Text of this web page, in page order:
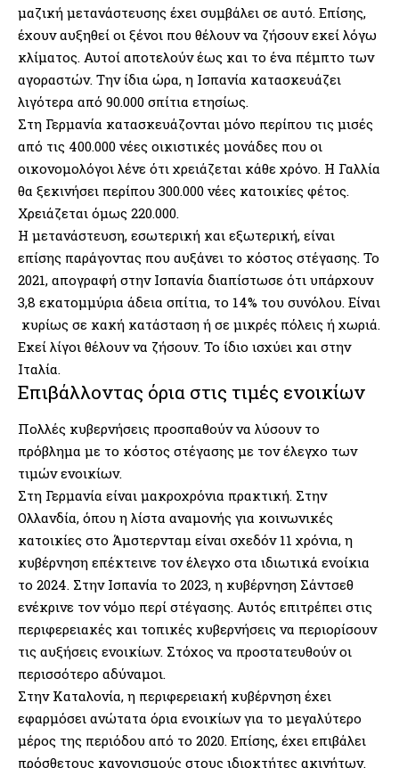
μαζική μετανάστευσης έχει συμβάλει σε αυτό. Επίσης,
έχουν αυξηθεί οι ξένοι που θέλουν να ζήσουν εκεί λόγω
κλίματος. Αυτοί αποτελούν έως και το ένα πέμπτο των
αγοραστών. Την ίδια ώρα, η Ισπανία κατασκευάζει
λιγότερα από 90.000 σπίτια ετησίως.
Στη Γερμανία κατασκευάζονται μόνο περίπου τις μισές
από τις 400.000 νέες οικιστικές μονάδες που οι
οικονομολόγοι λένε ότι χρειάζεται κάθε χρόνο. Η Γαλλία
θα ξεκινήσει περίπου 300.000 νέες κατοικίες φέτος.
Χρειάζεται όμως 220.000.
Η μετανάστευση, εσωτερική και εξωτερική, είναι
επίσης παράγοντας που αυξάνει το κόστος στέγασης. Το
2021, απογραφή στην Ισπανία διαπίστωσε ότι υπάρχουν
3,8 εκατομμύρια άδεια σπίτια, το 14% του συνόλου. Είναι
κυρίως σε κακή κατάσταση ή σε μικρές πόλεις ή χωριά.
Εκεί λίγοι θέλουν να ζήσουν. Το ίδιο ισχύει και στην
Ιταλία.
Επιβάλλοντας όρια στις τιμές ενοικίων
Πολλές κυβερνήσεις προσπαθούν να λύσουν το
πρόβλημα με το κόστος στέγασης με τον έλεγχο των
τιμών ενοικίων.
Στη Γερμανία είναι μακροχρόνια πρακτική. Στην
Ολλανδία, όπου η λίστα αναμονής για κοινωνικές
κατοικίες στο Άμστερνταμ είναι σχεδόν 11 χρόνια, η
κυβέρνηση επέκτεινε τον έλεγχο στα ιδιωτικά ενοίκια
το 2024. Στην Ισπανία το 2023, η κυβέρνηση Σάντσεθ
ενέκρινε τον νόμο περί στέγασης. Αυτός επιτρέπει στις
περιφερειακές και τοπικές κυβερνήσεις να περιορίσουν
τις αυξήσεις ενοικίων. Στόχος να προστατευθούν οι
περισσότερο αδύναμοι.
Στην Καταλονία, η περιφερειακή κυβέρνηση έχει
εφαρμόσει ανώτατα όρια ενοικίων για το μεγαλύτερο
μέρος της περιόδου από το 2020. Επίσης, έχει επιβάλει
πρόσθετους κανονισμούς στους ιδιοκτήτες ακινήτων.